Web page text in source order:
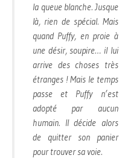
la queue blanche. Jusque
là, rien de spécial. Mais
quand Puffy, en proie à
une désir, soupire… il lui
arrive des choses très
étranges ! Mais le temps
passe et Puffy n’est
adopté par aucun
humain. Il décide alors
de quitter son panier
pour trouver sa voie.